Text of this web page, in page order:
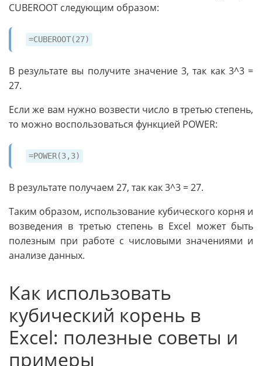
CUBEROOT следующим образом:
=CUBEROOT(27)
В результате вы получите значение 3, так как 3^3 =
27.
Если же вам нужно возвести число в третью степень,
то можно воспользоваться функцией POWER:
=POWER(3,3)
В результате получаем 27, так как 3^3 = 27.
Таким образом, использование кубического корня и
возведения в третью степень в Excel может быть
полезным при работе с числовыми значениями и
анализе данных.
Как использовать
кубический корень в
Excel: полезные советы и
примеры